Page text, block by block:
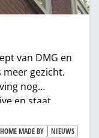
van DMG en
meer gezicht.
nog
en staat
HOME MADE BY
NIEUWS